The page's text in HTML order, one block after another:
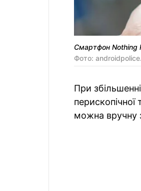
Смартфон Nothing
Фото:
При
можна вручну